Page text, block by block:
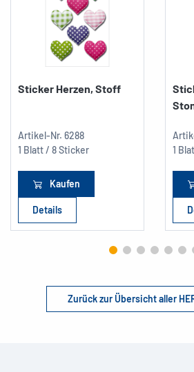
Sticker Herzen, Stoff
Artikel-Nr. 6288
1 Blatt / 8 Sticker
Kaufen
Details
1
Zurück zur Übersicht aller